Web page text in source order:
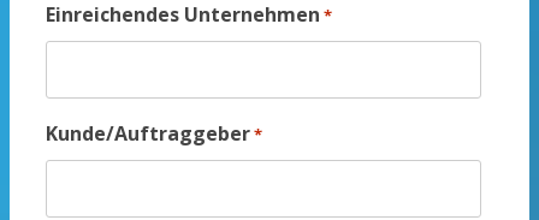
Einreichendes Unternehmen *
Kunde/Auftraggeber*